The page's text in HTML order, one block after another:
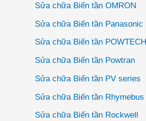
Sửa chữa Biến tần OMRON
Sửa chữa Biến tần Panasonic
Sửa chữa Biến tần POWTECH
Sửa chữa Biến tần Powtran
Sửa chữa Biến tần PV series
Sửa chữa Biến tần Rhymebus
Sửa chữa Biến tần Rockwell